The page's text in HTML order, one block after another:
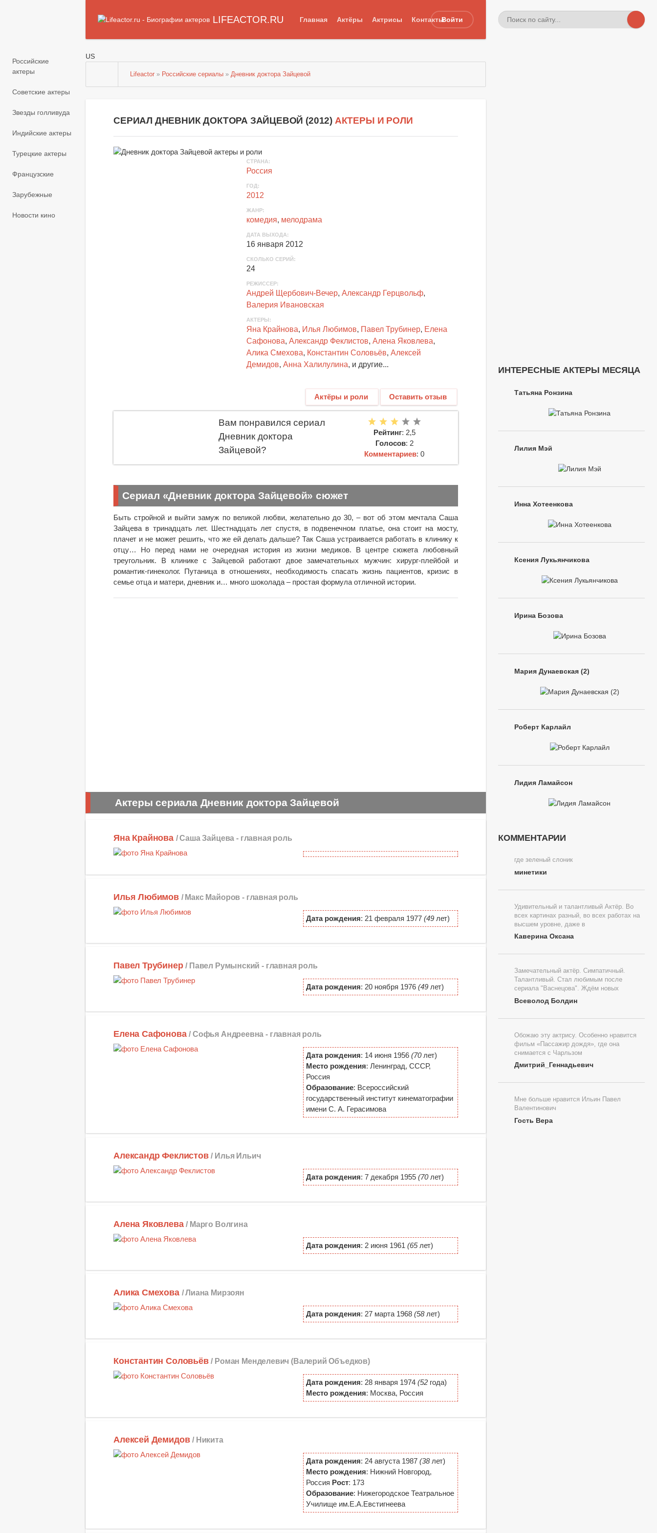
LIFEACTOR.RU Главная Актёры Актрисы КонтактыВойти
Российские
актеры
Советские актеры
Звезды голливуда
Индийские актеры
Турецкие актеры
Французские
Зарубежные
Новости кино
US
Lifeactor » Российские сериалы »Дневник доктора Зайцевой
СЕРИАЛ ДНЕВНИК ДОКТОРА ЗАЙЦЕВОЙ (2012) АКТЕРЫ И РОЛИ
СТРАНА:
Россия
ГОД:
2012
ЖАНР:
комедия, мелодрама
ДАТА ВЫХОДА:
16 января 2012
СКОЛЬКО СЕРИЙ:
24
РЕЖИССЕР:
Андрей Щербович-Вечер, Александр Герцвольф,
Валерия Ивановская
АКТЕРЫ:
Яна Крайнова, Илья Любимов, Павел Трубинер, Елена
Сафонова, Александр Феклистов, Алена Яковлева,
Алика Смехова, Константин Соловьёв, Алексей
Демидов, Анна Халилулина, и другие...
Актёры и роли Оставить отзыв
Вам понравился сериал
Дневник доктора
Зайцевой?
Рейтинг: 2,5
Голосов: 2
Комментариев: 0
Сериал «Дневник доктора Зайцевой» сюжет
Быть стройной и выйти замуж по великой любви, желательно до 30, – вот об этом мечтала Саша
Зайцева в тринадцать лет. Шестнадцать лет спустя, в подвенечном платье, она стоит на мосту,
плачет и не может решить, что же ей делать дальше? Так Саша устраивается работать в клинику к
отцу… Но перед нами не очередная история из жизни медиков. В центре сюжета любовный
треугольник. В клинике с Зайцевой работают двое замечательных мужчин: хирург-плейбой и
романтик-гинеколог. Путаница в отношениях, необходимость спасать жизнь пациентов, кризис в
семье отца и матери, дневник и… много шоколада – простая формула отличной истории.
Актеры сериала Дневник доктора Зайцевой
Яна Крайнова / Саша Зайцева - главная роль
Илья Любимов / Макс Майоров - главная роль
Дата рождения: 21 февраля 1977 (49лет)
Павел Трубинер / Павел Румынский - главная роль
Дата рождения: 20 ноября 1976 (49лет)
Елена Сафонова / Софья Андреевна - главная роль
Дата рождения: 14 июня 1956 (70лет)
Место рождения: Ленинград, СССР,
Россия
Образование: Всероссийский
государственный институт кинематографии
имени С. А. Герасимова
Александр Феклистов / Илья Ильич
Дата рождения: 7 декабря 1955 (70лет)
Алена Яковлева / Марго Волгина
Дата рождения: 2 июня 1961 (65лет)
Алика Смехова / Лиана Мирзоян
Дата рождения: 27 марта 1968 (58лет)
Константин Соловьёв / Роман Менделевич (Валерий Объедков)
Дата рождения: 28 января 1974 (52года)
Место рождения: Москва, Россия
Алексей Демидов / Никита
Дата рождения: 24 августа 1987 (38лет)
Место рождения: Нижний Новгород,
Россия Рост: 173
Образование: Нижегородское Театральное
Училище им.Е.А.Евстигнеева
ИНТЕРЕСНЫЕ АКТЕРЫ МЕСЯЦА
Татьяна Ронзина
Лилия Мэй
Инна Хотеенкова
Ксения Лукьянчикова
Ирина Бозова
Мария Дунаевская (2)
Роберт Карлайл
Лидия Ламайсон
КОММЕНТАРИИ
где зеленый слоник
минетики
Удивительный и талантливый Актёр. Во
всех картинах разный, во всех работах на
высшем уровне, даже в
Каверина Оксана
Замечательный актёр. Симпатичный.
Талантливый. Стал любимым после
сериала "Васнецова". Ждём новых
Всеволод Болдин
Обожаю эту актрису. Особенно нравится
фильм «Пассажир дождя», где она
снимается с Чарльзом
Дмитрий_Геннадьевич
Мне больше нравится Ильин Павел
Валентинович
Гость Вера